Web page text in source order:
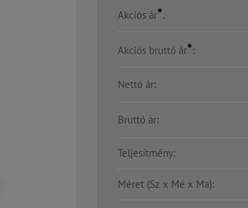
Akciós ár*:
Akciós bruttó ár*:
Nettó ár:
Bruttó ár:
Teljesítmény:
Méret (Sz x Mé x Ma):